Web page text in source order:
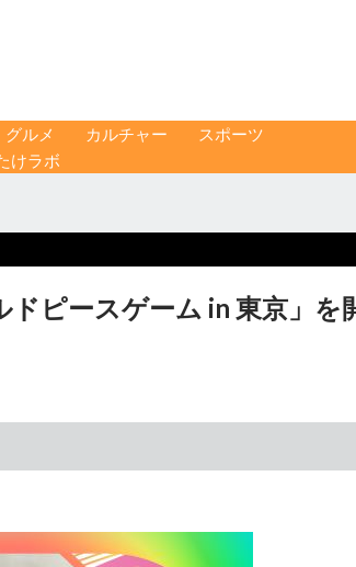
グルメ カルチャー
スポーツ
けラボ
ピースゲーム in 東京」を